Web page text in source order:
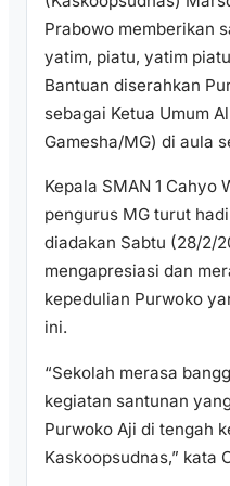
Prabowo memberikan
yatim, piatu, yatim
Bantuan diserahkan
sebagai Ketua Umum
Gamesha/MG) di aula
Kepala SMAN 1 Cahyo
pengurus MG turut
diadakan Sabtu (28/2/
mengapresiasi dan
kepedulian Purwoko
ini.
“Sekolah merasa
kegiatan santunan
Purwoko Aji di tengah
Kaskoopsudnas,” kata